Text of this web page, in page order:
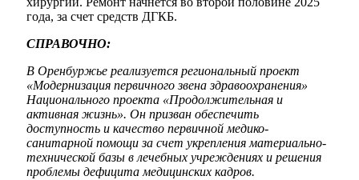
года, за счет средств ДГКБ.
СПРАВОЧНО:
В Оренбуржье реализуется региональный проект
«Модернизация первичного звена здравоохранения»
Национального проекта «Продолжительная и
активная жизнь». Он призван обеспечить
доступность и качество первичной медико-
санитарной помощи за счет укрепления материально-
технической базы в лечебных учреждениях и решения
проблемы дефицита медицинских кадров.